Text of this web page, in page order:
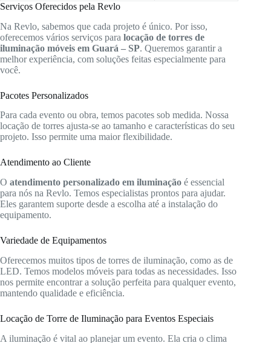
Serviços Oferecidos pela Revlo
Na Revlo, sabemos que cada projeto é único. Por isso,
oferecemos vários serviços para locação de torres de
iluminação móveis em Guará – SP. Queremos garantir a
melhor experiência, com soluções feitas especialmente para
você.
Pacotes Personalizados
Para cada evento ou obra, temos pacotes sob medida. Nossa
locação de torres ajusta-se ao tamanho e características do seu
projeto. Isso permite uma maior flexibilidade.
Atendimento ao Cliente
O atendimento personalizado em iluminação é essencial
para nós na Revlo. Temos especialistas prontos para ajudar.
Eles garantem suporte desde a escolha até a instalação do
equipamento.
Variedade de Equipamentos
Oferecemos muitos tipos de torres de iluminação, como as de
LED. Temos modelos móveis para todas as necessidades. Isso
nos permite encontrar a solução perfeita para qualquer evento,
mantendo qualidade e eficiência.
Locação de Torre de Iluminação para Eventos Especiais
A iluminação é vital ao planejar um evento. Ela cria o clima